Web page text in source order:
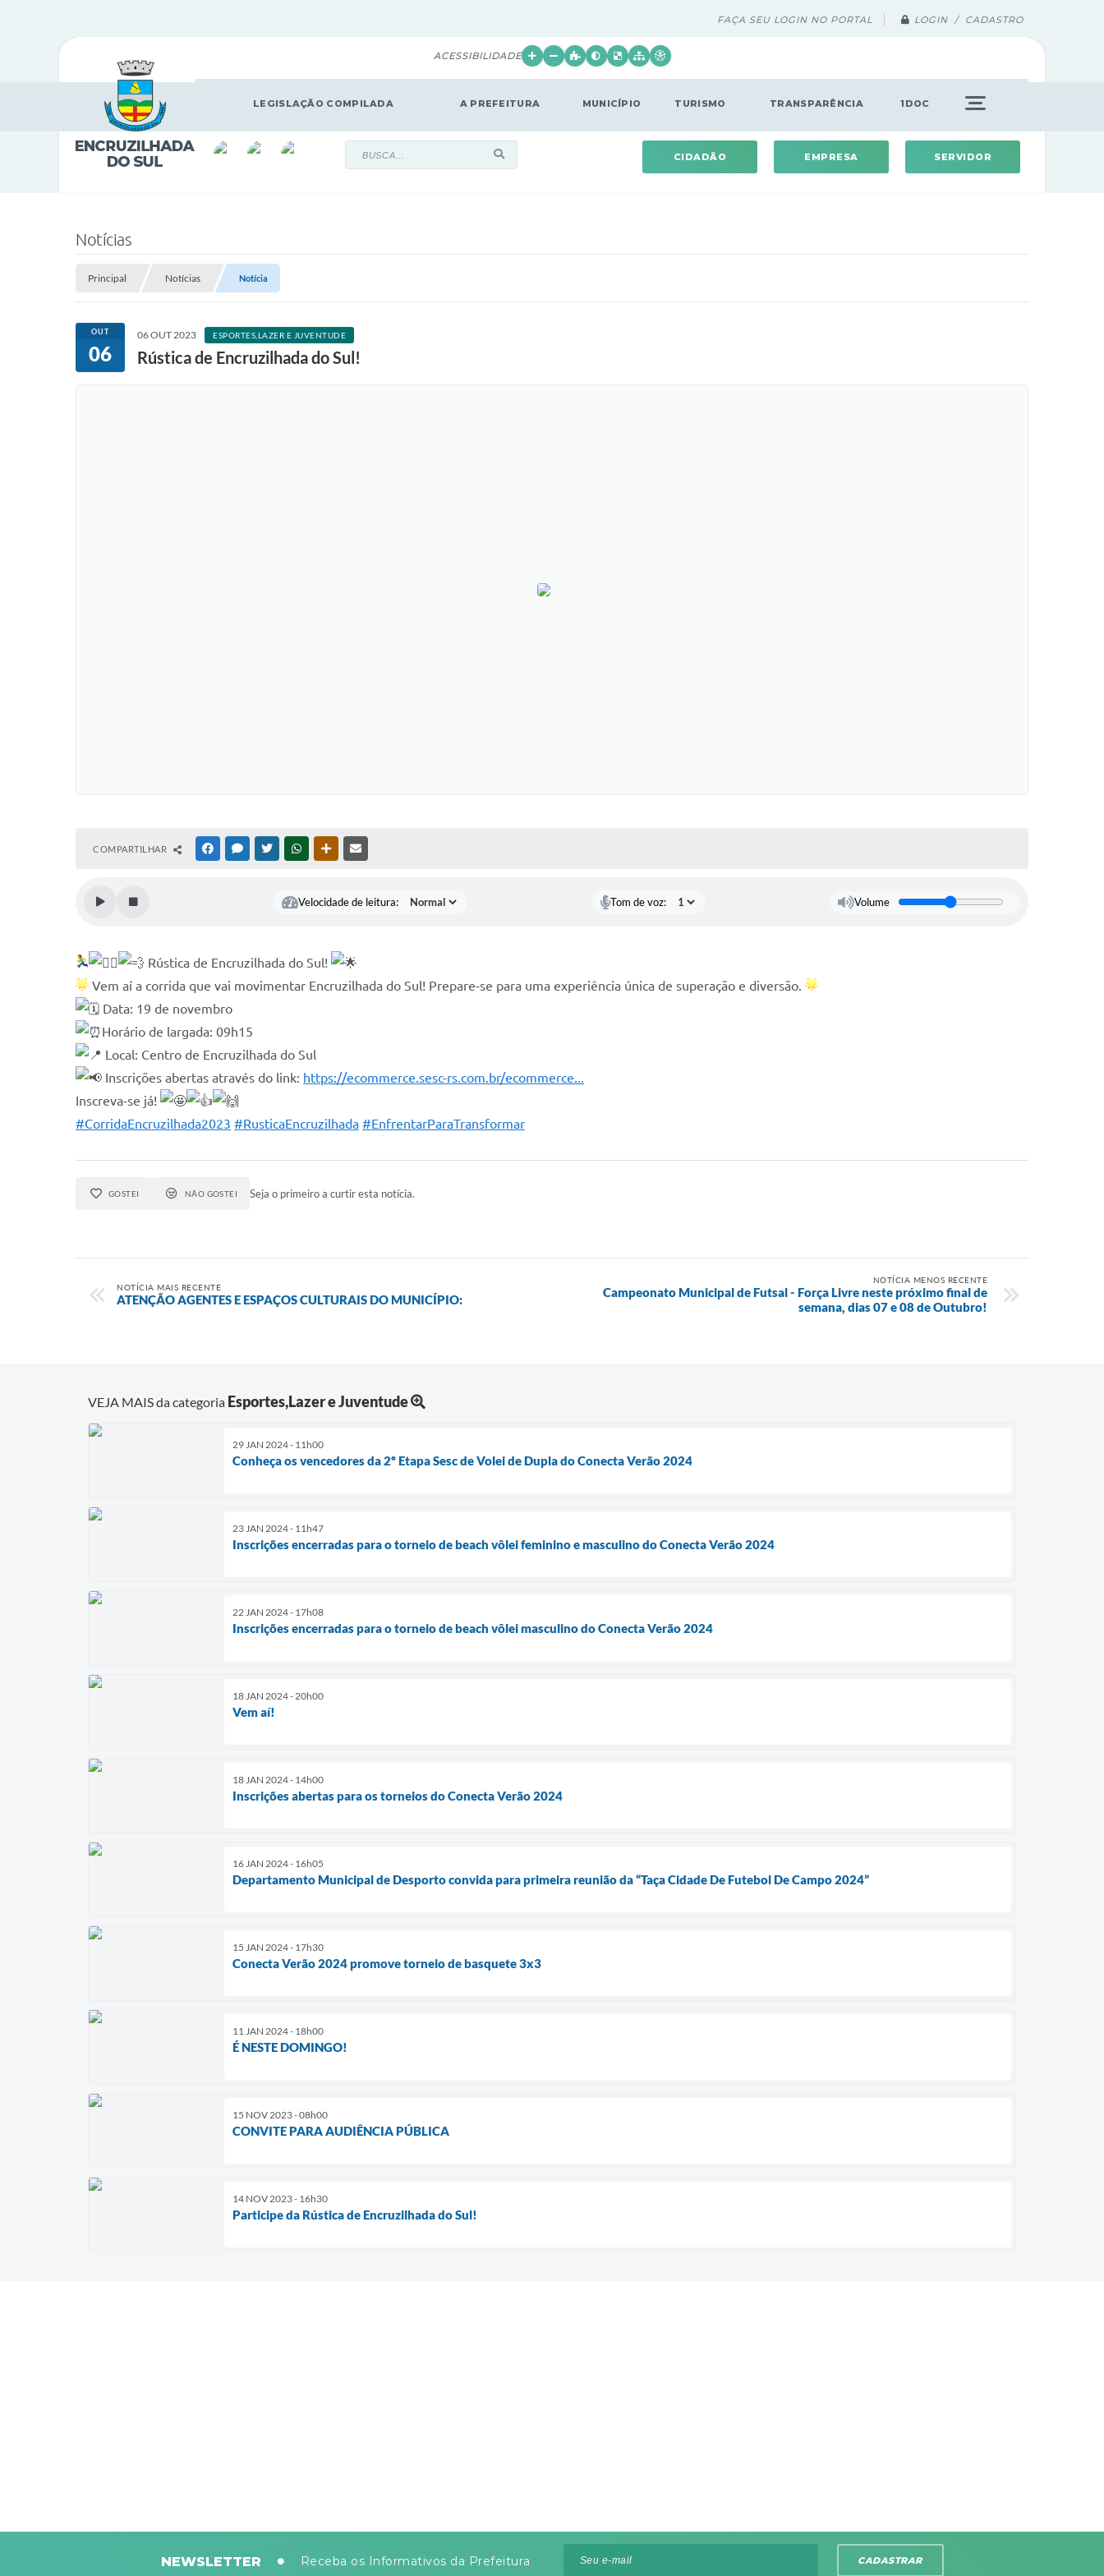
FAÇA SEU LOGIN NO PORTAL LOGIN / CADASTRO
ACESSIBILIDADE
LEGISLAÇÃO COMPILADA A PREFEITURA MUNICÍPIO TURISMO TRANSPARÊNCIA 1DOC
CIDADÃO EMPRESA SERVIDOR
Notícias
Principal Notícias Notícia
OUT
06
06 OUT 2023 ESPORTES,LAZER E JUVENTUDE
Rústica de Encruzilhada do Sul!
COMPARTILHAR FACEBOOKMESSENGER
TWITTERWHATSAPPOUTRAS MÍDIAS
Velocidade de leitura: Tom de voz: Volume
Rústica de Encruzilhada do Sul!
Vem aí a corrida que vai movimentar Encruzilhada do Sul! Prepare-se para uma experiência única de superação e diversão.
Data: 19 de novembro
Horário de largada: 09h15
Local: Centro de Encruzilhada do Sul
Inscrições abertas através do link: https://ecommerce.sesc-rs.com.br/ecommerce...
Inscreva-se já!
#CorridaEncruzilhada2023 #RusticaEncruzilhada #EnfrentarParaTransformar
GOSTEI NÃO GOSTEI Seja o primeiro a curtir esta notícia.
NOTÍCIA MAIS RECENTE
ATENÇÃO AGENTES E ESPAÇOS CULTURAIS DO MUNICÍPIO:
NOTÍCIA MENOS RECENTE
Campeonato Municipal de Futsal - Força Livre neste próximo final de
semana, dias 07 e 08 de Outubro!
VEJA MAIS da categoria Esportes,Lazer e Juventude
29 JAN 2024 - 11h00
Conheça os vencedores da 2º Etapa Sesc de Volei de Dupla do Conecta Verão 2024
23 JAN 2024 - 11h47
Inscrições encerradas para o torneio de beach vôlei feminino e masculino do Conecta Verão 2024
22 JAN 2024 - 17h08
Inscrições encerradas para o torneio de beach vôlei masculino do Conecta Verão 2024
18 JAN 2024 - 20h00
Vem aí!
18 JAN 2024 - 14h00
Inscrições abertas para os torneios do Conecta Verão 2024
16 JAN 2024 - 16h05
Departamento Municipal de Desporto convida para primeira reunião da “Taça Cidade De Futebol De Campo 2024”
15 JAN 2024 - 17h30
Conecta Verão 2024 promove torneio de basquete 3x3
11 JAN 2024 - 18h00
É NESTE DOMINGO!
15 NOV 2023 - 08h00
CONVITE PARA AUDIÊNCIA PÚBLICA
14 NOV 2023 - 16h30
Participe da Rústica de Encruzilhada do Sul!
NEWSLETTER Receba os Informativos da Prefeitura CADASTRAR